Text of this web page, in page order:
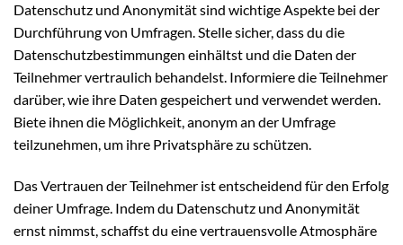
Datenschutz und Anonymität sind wichtige Aspekte bei der
Durchführung von Umfragen. Stelle sicher, dass du die
Datenschutzbestimmungen einhältst und die Daten der
Teilnehmer vertraulich behandelst. Informiere die Teilnehmer
darüber, wie ihre Daten gespeichert und verwendet werden.
Biete ihnen die Möglichkeit, anonym an der Umfrage
teilzunehmen, um ihre Privatsphäre zu schützen.
Das Vertrauen der Teilnehmer ist entscheidend für den Erfolg
deiner Umfrage. Indem du Datenschutz und Anonymität
ernst nimmst, schaffst du eine vertrauensvolle Atmosphäre